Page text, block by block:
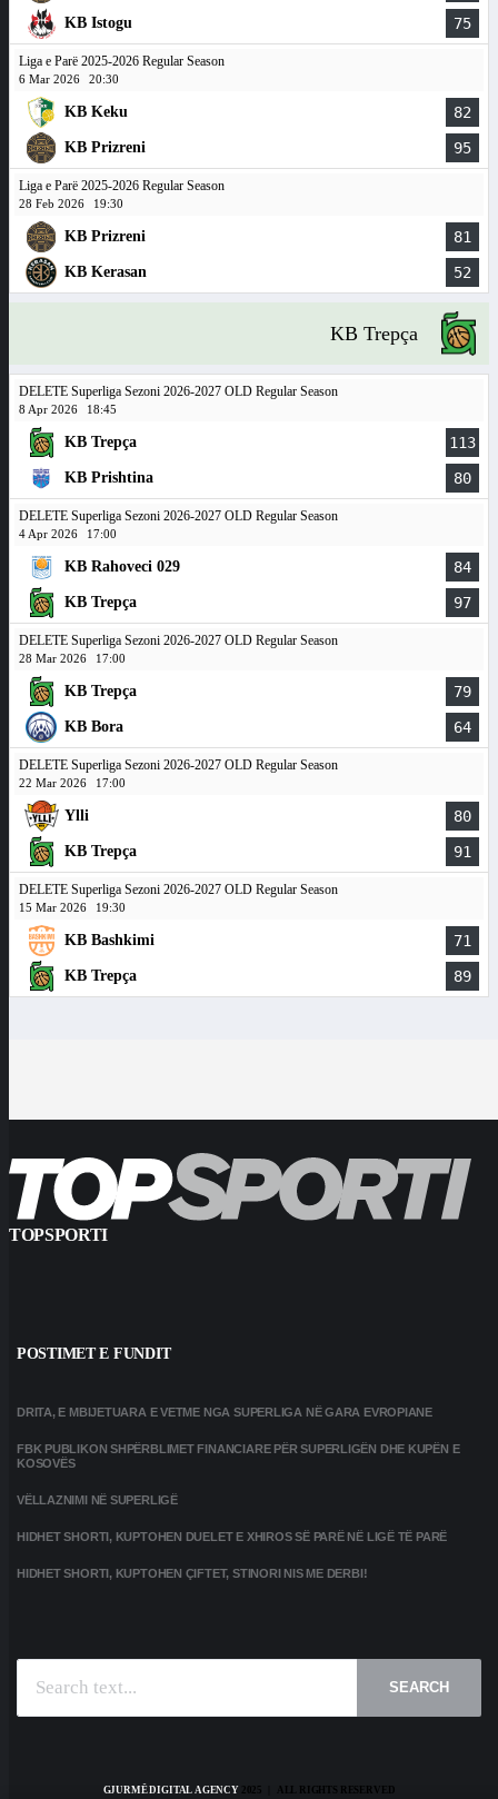
KB Istogu 75
Liga e Parë 2025-2026 Regular Season
6 Mar 2026 20:30
KB Keku 82
KB Prizreni 95
Liga e Parë 2025-2026 Regular Season
28 Feb 2026 19:30
KB Prizreni 81
KB Kerasan 52
KB Trepça
DELETE Superliga Sezoni 2026-2027 OLD Regular Season
8 Apr 2026 18:45
KB Trepça 113
KB Prishtina 80
DELETE Superliga Sezoni 2026-2027 OLD Regular Season
4 Apr 2026 17:00
KB Rahoveci 029 84
KB Trepça 97
DELETE Superliga Sezoni 2026-2027 OLD Regular Season
28 Mar 2026 17:00
KB Trepça 79
KB Bora 64
DELETE Superliga Sezoni 2026-2027 OLD Regular Season
22 Mar 2026 17:00
Ylli 80
KB Trepça 91
DELETE Superliga Sezoni 2026-2027 OLD Regular Season
15 Mar 2026 19:30
KB Bashkimi 71
KB Trepça 89
TOPSPORTI
POSTIMET E FUNDIT
DRITA, E MBIJETUARA E VETME NGA SUPERLIGA NË GARA EVROPIANE
FBK PUBLIKON SHPËRBLIMET FINANCIARE PËR SUPERLIGËN DHE KUPËN E
KOSOVËS
VËLLAZNIMI NË SUPERLIGË
HIDHET SHORTI, KUPTOHEN DUELET E XHIROS SË PARË NË LIGË TË PARË
HIDHET SHORTI, KUPTOHEN ÇIFTET, STINORI NIS ME DERBI!
SEARCH
GJURMË DIGITAL AGENCY2025 | ALL RIGHTS RESERVED